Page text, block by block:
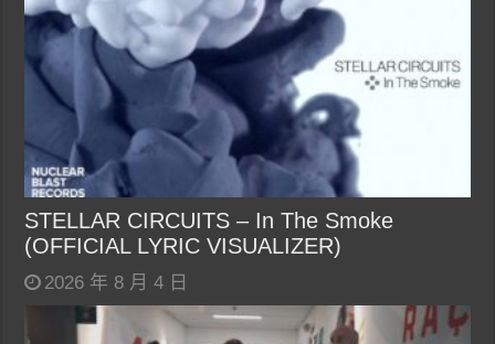
STELLAR CIRCUITS – In The Smoke
(OFFICIAL LYRIC VISUALIZER)
2026 年 8 月 4 日